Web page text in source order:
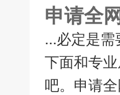
申请全
...必定是
下面和专
吧。申请